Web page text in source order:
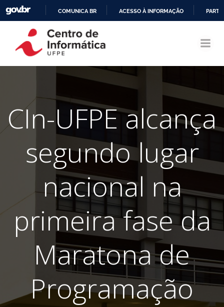
CONTEÚDO
COMUNICA BR ACESSO À INFORMAÇÃO
CIn-UFPE alcança
segundo lugar
nacional na
primeira fase da
Maratona de
Programação